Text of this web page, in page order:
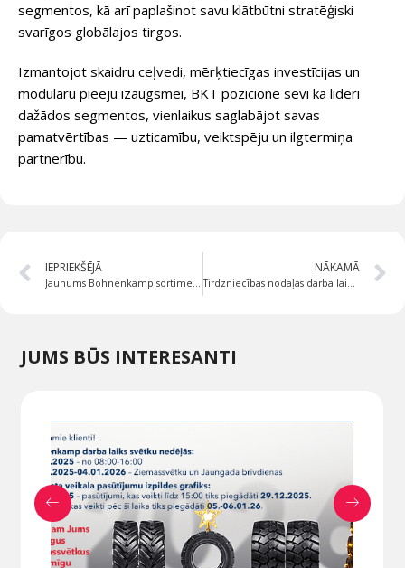
segmentos, kā arī paplašinot savu klātbūtni stratēģiski
svarīgos globālajos tirgos.
Izmantojot skaidru ceļvedi, mērķtiecīgas investīcijas un
modulāru pieeju izaugsmei, BKT pozicionē sevi kā līderi
dažādos segmentos, vienlaikus saglabājot savas
pamatvērtības — uzticamību, veiktspēju un ilgtermiņa
partnerību.
IEPRIEKŠĒJĀ
Jaunums Bohnenkamp sortimentā! Pilngumijas riepas NEXEN SOLIDPRO 700
NĀKAMĀ
Tirdzniecības nodaļas darba laiks 13.06.2025
JUMS BŪS INTERESANTI